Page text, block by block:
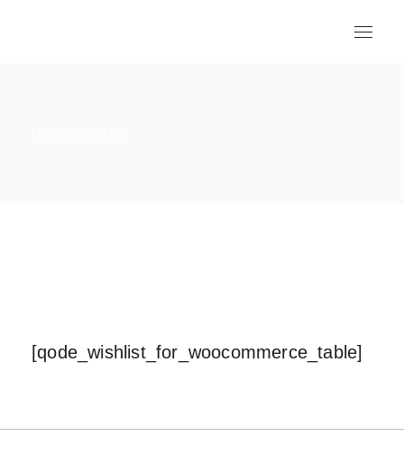
[qode_wishlist_for_woocommerce_table]